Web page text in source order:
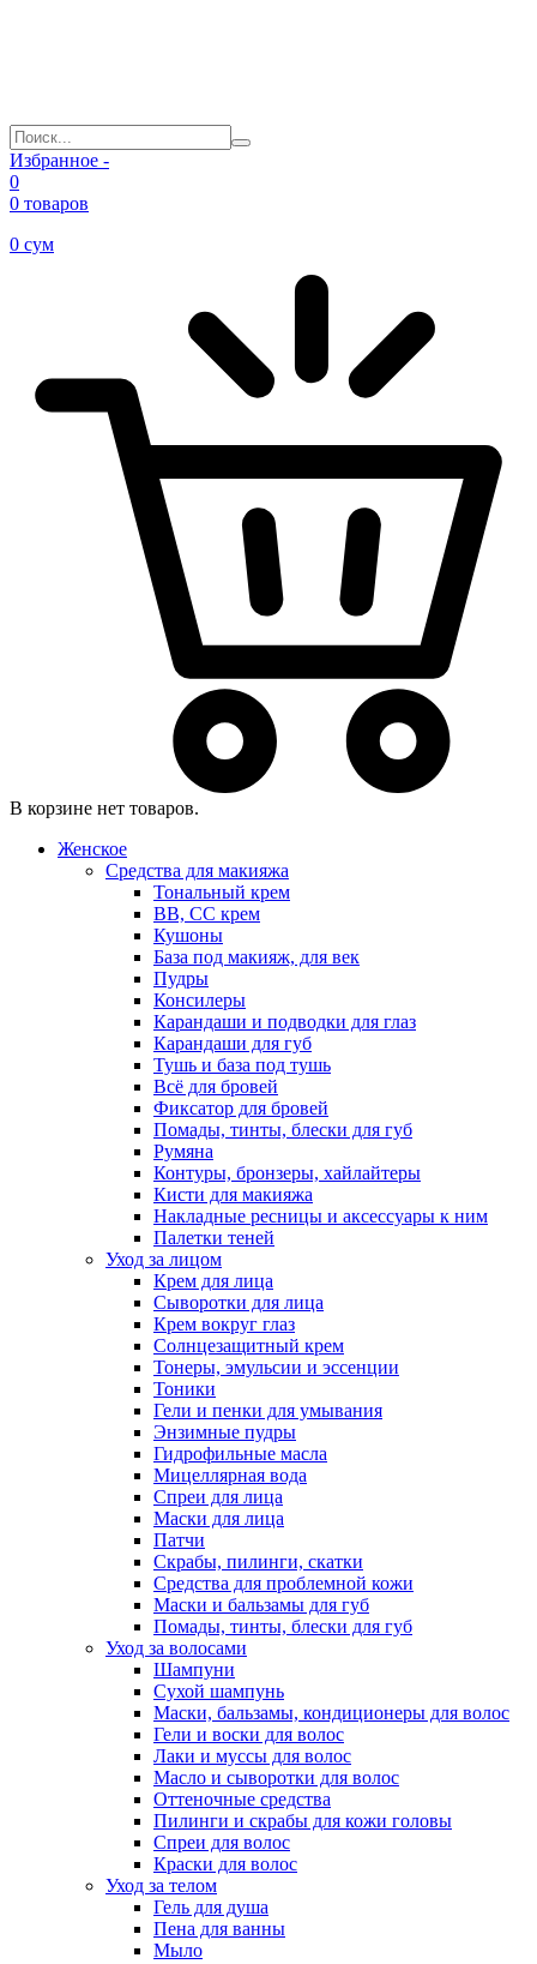
Избранное -
0
0 товаров
0 сум
В корзине нет товаров.
Женское
Средства для макияжа
Тональный крем
BB, CC крем
Кушоны
База под макияж, для век
Пудры
Консилеры
Карандаши и подводки для глаз
Карандаши для губ
Тушь и база под тушь
Всё для бровей
Фиксатор для бровей
Помады, тинты, блески для губ
Румяна
Контуры, бронзеры, хайлайтеры
Кисти для макияжа
Накладные ресницы и аксессуары к ним
Палетки теней
Уход за лицом
Крем для лица
Сыворотки для лица
Крем вокруг глаз
Солнцезащитный крем
Тонеры, эмульсии и эссенции
Тоники
Гели и пенки для умывания
Энзимные пудры
Гидрофильные масла
Мицеллярная вода
Спреи для лица
Маски для лица
Патчи
Скрабы, пилинги, скатки
Средства для проблемной кожи
Маски и бальзамы для губ
Помады, тинты, блески для губ
Уход за волосами
Шампуни
Сухой шампунь
Маски, бальзамы, кондиционеры для волос
Гели и воски для волос
Лаки и муссы для волос
Масло и сыворотки для волос
Оттеночные средства
Пилинги и скрабы для кожи головы
Спреи для волос
Краски для волос
Уход за телом
Гель для душа
Пена для ванны
Мыло